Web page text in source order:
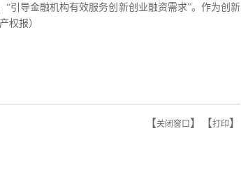
引导金融机构有效服务创新创业融资需求”。作为创新
权报）
【关闭窗口 】【打印】